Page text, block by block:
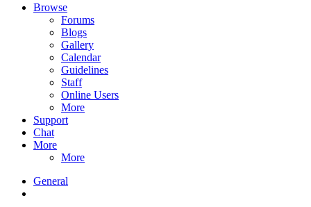
Browse
Forums
Blogs
Gallery
Calendar
Guidelines
Staff
Online Users
More
Support
Chat
More
More
General